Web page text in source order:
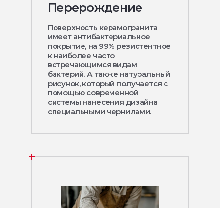
Перерождение
Поверхность керамогранита
имеет антибактериальное
покрытие, на 99% резистентное
к наиболее часто
встречающимся видам
бактерий. А также натуральный
рисунок, который получается с
помощью современной
системы нанесения дизайна
специальными чернилами.